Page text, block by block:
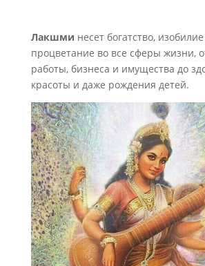
Лакшми несет богатство,
процветание во все сферы жизни,
работы, бизнеса и имущества до
красоты и даже рождения детей.